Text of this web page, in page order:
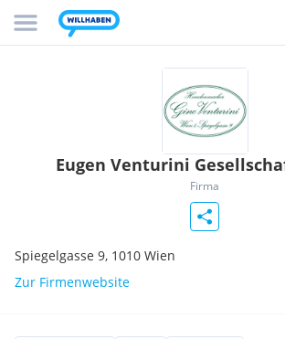
Eugen Venturini
Firma
Spiegelgasse 9, 1010 Wien
Zur Firmenwebsite